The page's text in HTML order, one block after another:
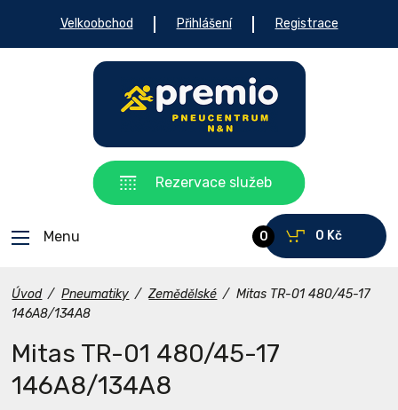
Velkoobchod Přihlášení Registrace
0 0 Kč
Menu
Rezervace služeb
Úvod / Pneumatiky / Zemědělské / Mitas TR-01 480/45-17
146A8/134A8
Mitas TR-01 480/45-17
146A8/134A8